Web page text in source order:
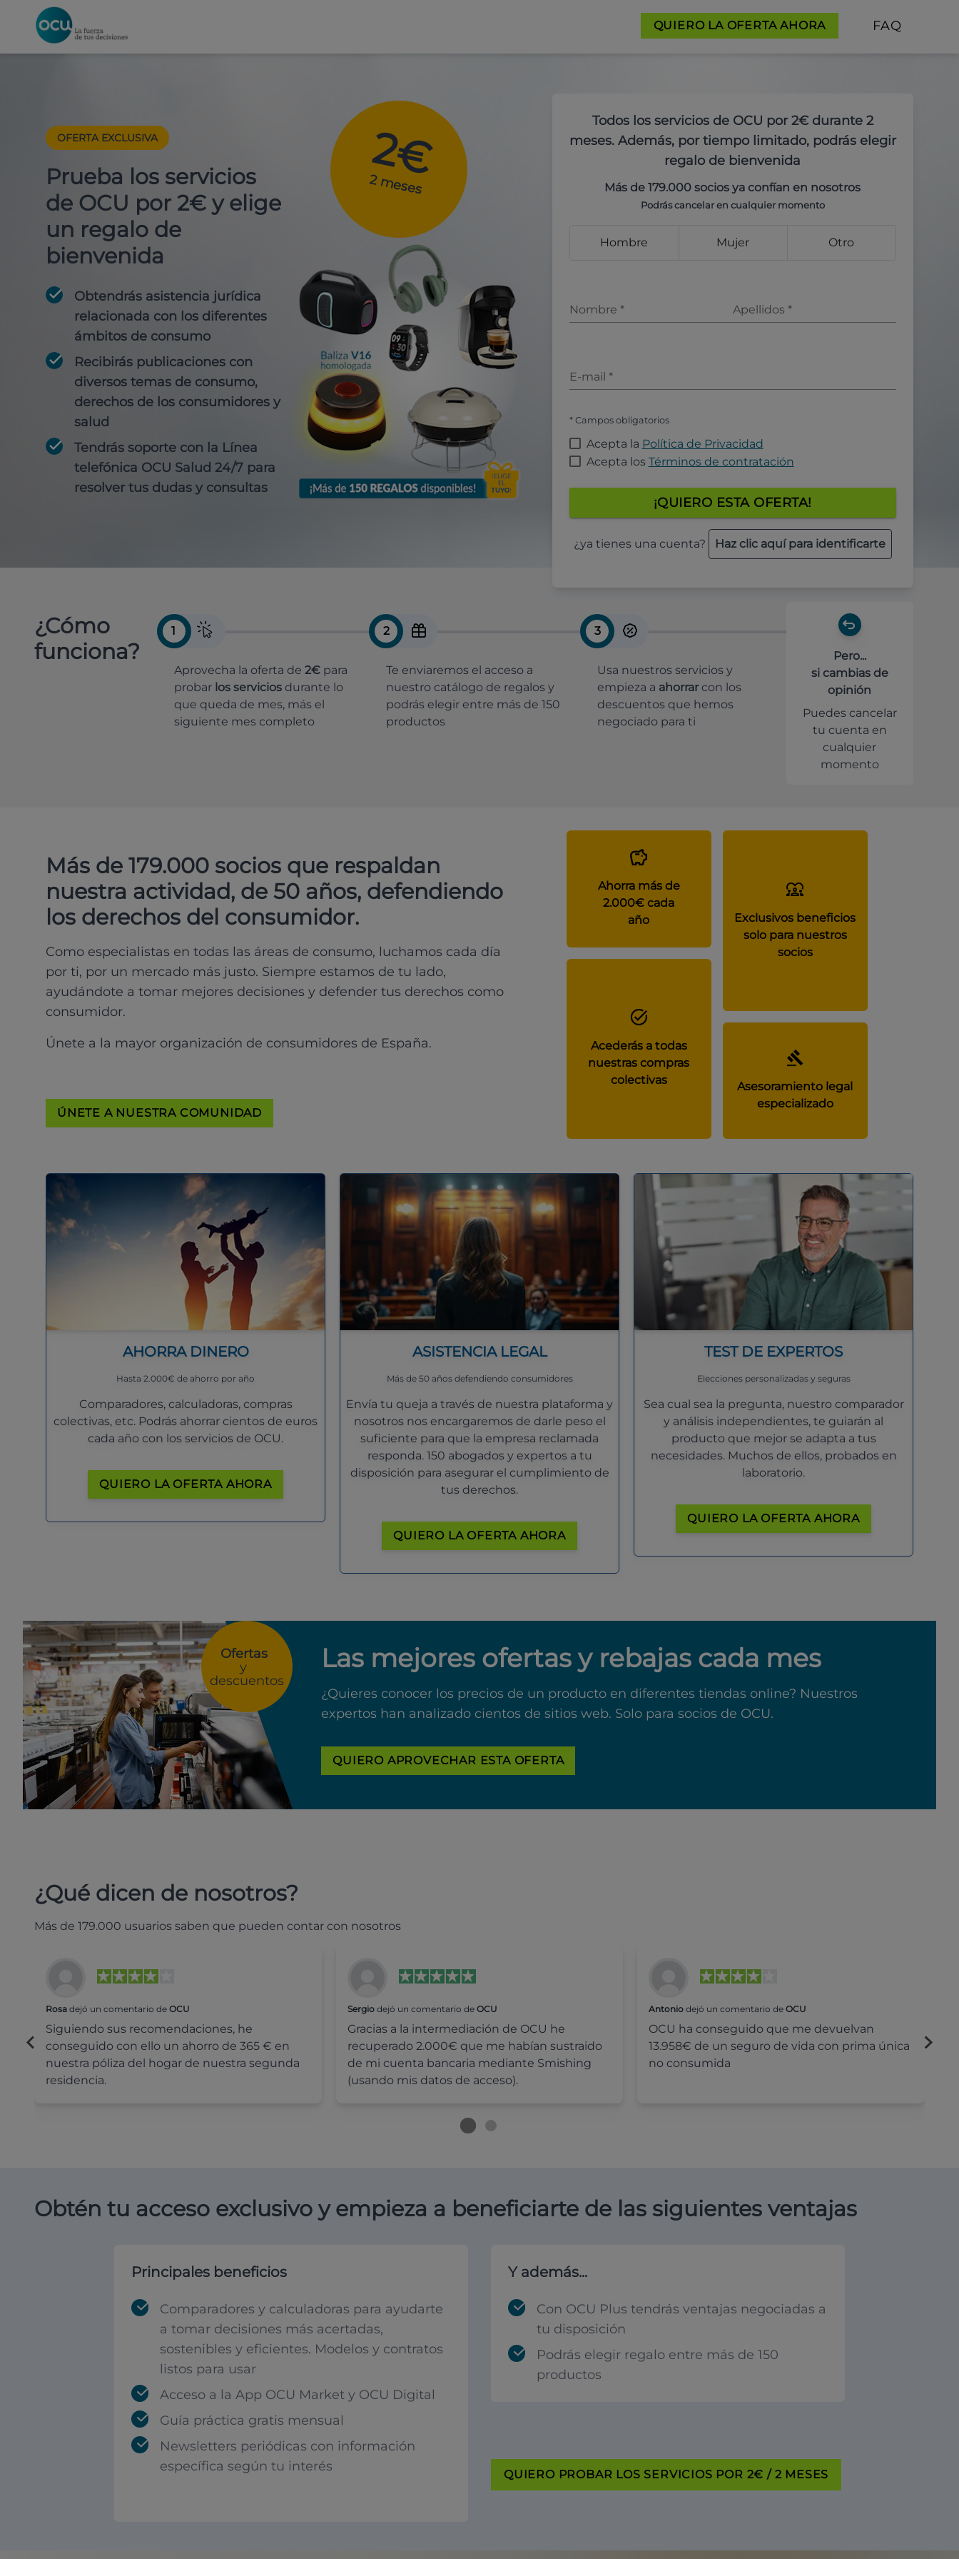
QUIERO LA OFERTA AHORA FAQ
OFERTA EXCLUSIVA
Prueba los servicios
de OCU por 2€ y elige
un regalo de
bienvenida
Obtendrás asistencia jurídica
relacionada con los diferentes
ámbitos de consumo
Recibirás publicaciones con
diversos temas de consumo,
derechos de los consumidores y
salud
Tendrás soporte con la Línea
telefónica OCU Salud 24/7 para
resolver tus dudas y consultas
2€
2 meses
Todos los servicios de OCU por 2€ durante 2
meses. Además, por tiempo limitado, podrás elegir
regalo de bienvenida
Más de 179.000 socios ya confían en nosotros
Podrás cancelar en cualquier momento
Hombre Mujer Otro
Nombre * Apellidos *
E-mail *
* Campos obligatorios
Acepta la Política de Privacidad
Acepta los Términos de contratación
¡QUIERO ESTA OFERTA!
¿ya tienes una cuenta? Haz clic aquí para identificarte
¿Cómo
funciona?
1
Aprovecha la oferta de 2€ para
probar los servicios durante lo
que queda de mes, más el
siguiente mes completo
2
Te enviaremos el acceso a
nuestro catálogo de regalos y
podrás elegir entre más de 150
productos
3
Usa nuestros servicios y
empieza a ahorrar con los
descuentos que hemos
negociado para ti
Pero...
si cambias de
opinión
Puedes cancelar
tu cuenta en
cualquier
momento
Más de 179.000 socios que respaldan
nuestra actividad, de 50 años, defendiendo
los derechos del consumidor.
Como especialistas en todas las áreas de consumo, luchamos cada día
por ti, por un mercado más justo. Siempre estamos de tu lado,
ayudándote a tomar mejores decisiones y defender tus derechos como
consumidor.
Únete a la mayor organización de consumidores de España.
ÚNETE A NUESTRA COMUNIDAD
Ahorra más de
2.000€ cada
año
Exclusivos beneficios
solo para nuestros
socios
Acederás a todas
nuestras compras
colectivas
Asesoramiento legal
especializado
AHORRA DINERO
Hasta 2.000€ de ahorro por año
Comparadores, calculadoras, compras
colectivas, etc. Podrás ahorrar cientos de euros
cada año con los servicios de OCU.
QUIERO LA OFERTA AHORA
ASISTENCIA LEGAL
Más de 50 años defendiendo consumidores
Envía tu queja a través de nuestra plataforma y
nosotros nos encargaremos de darle peso el
suficiente para que la empresa reclamada
responda. 150 abogados y expertos a tu
disposición para asegurar el cumplimiento de
tus derechos.
QUIERO LA OFERTA AHORA
TEST DE EXPERTOS
Elecciones personalizadas y seguras
Sea cual sea la pregunta, nuestro comparador
y análisis independientes, te guiarán al
producto que mejor se adapta a tus
necesidades. Muchos de ellos, probados en
laboratorio.
QUIERO LA OFERTA AHORA
Ofertas
y
descuentos
Las mejores ofertas y rebajas cada mes
¿Quieres conocer los precios de un producto en diferentes tiendas online? Nuestros
expertos han analizado cientos de sitios web. Solo para socios de OCU.
QUIERO APROVECHAR ESTA OFERTA
¿Qué dicen de nosotros?
Más de 179.000 usuarios saben que pueden contar con nosotros
Rosa dejó un comentario de OCU
Siguiendo sus recomendaciones, he
conseguido con ello un ahorro de 365 € en
nuestra póliza del hogar de nuestra segunda
residencia.
Sergiodejó un comentario de OCU
Gracias a la intermediación de OCU he
recuperado 2.000€ que me habían sustraido
de mi cuenta bancaria mediante Smishing
(usando mis datos de acceso).
Antonio dejó un comentario deOCU
OCU ha conseguido que me devuelvan
13.958€ de un seguro de vida con prima única
no consumida
Obtén tu acceso exclusivo y empieza a beneficiarte de las siguientes ventajas
Principales beneficios
Comparadores y calculadoras para ayudarte
a tomar decisiones más acertadas,
sostenibles y eficientes. Modelos y contratos
listos para usar
Acceso a la App OCU Market y OCU Digital
Guía práctica gratis mensual
Newsletters periódicas con información
específica según tu interés
Y además...
Con OCU Plus tendrás ventajas negociadas a
tu disposición
Podrás elegir regalo entre más de 150
productos
QUIERO PROBAR LOS SERVICIOS POR 2€ / 2 MESES